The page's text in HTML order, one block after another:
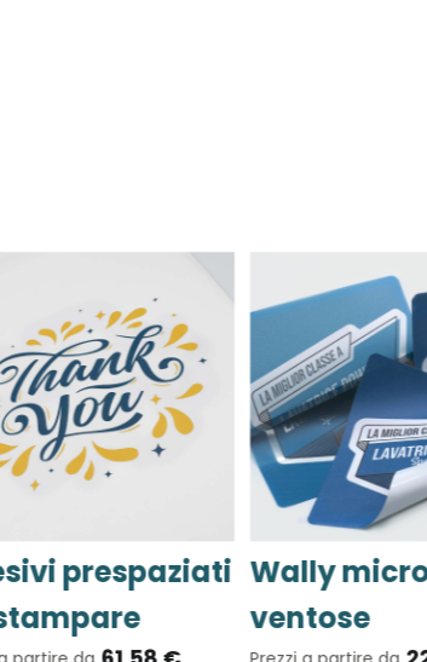
Porta depliant
Prezzi a partire da
Targa
bond